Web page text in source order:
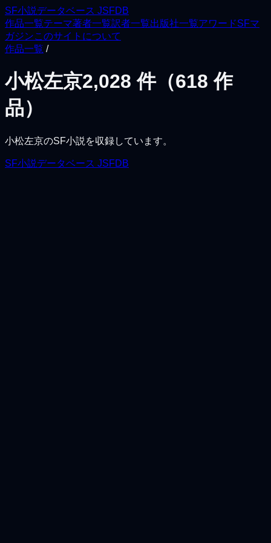
SF小説データベース JSFDB
作品一覧テーマ著者一覧訳者一覧出版社一覧アワードSFマ
ガジンこのサイトについて
作品一覧 /
小松左京2,028 件（618 作
品）
小松左京のSF小説を収録しています。
SF小説データベース JSFDB